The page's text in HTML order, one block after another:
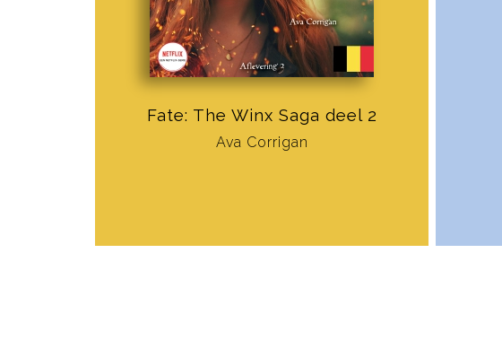
Fate: The Winx Saga deel 2
Ava Corrigan